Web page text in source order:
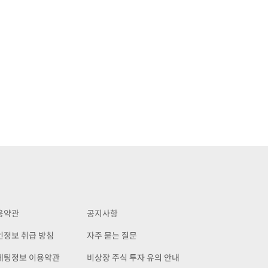
약관
정보 취급 방침
팅정보 이용약관
공지사항
자주 묻는 질문
비상장 주식 투자 유의 안내